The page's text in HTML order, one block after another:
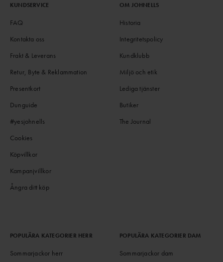
KUNDSERVICE
FAQ
Kontakta oss
Frakt & Leverans
Retur, Byte & Reklammation
Presentkort
Dunguide
#yesjohnells
Cookies
Köpvillkor
Kampanjvillkor
Ångra ditt köp
OM JOHNELLS
Historia
Integritetspolicy
Kundklubb
Miljö och etik
Lediga tjänster
Butiker
The Journal
POPULÄRA KATEGORIER HERR
Sommarjackor herr
POPULÄRA KATEGORIER DAM
Sommarjackor dam